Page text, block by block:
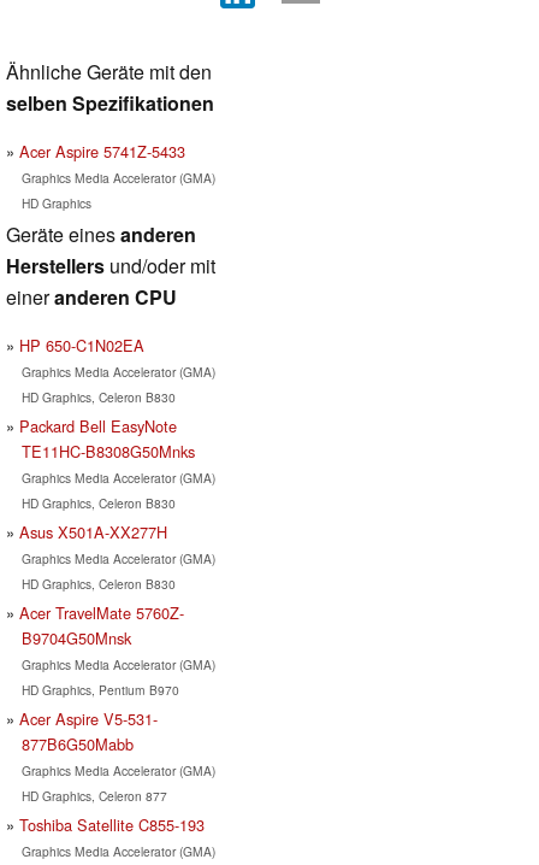
Ähnliche Geräte mit den
selben Spezifikationen
Acer Aspire 5741Z-5433
Graphics Media Accelerator (GMA)
HD Graphics
Geräte einesanderen
Herstellers und/oder mit
eineranderen CPU
HP 650-C1N02EA
Graphics Media Accelerator (GMA)
HD Graphics, Celeron B830
Packard Bell EasyNote
TE11HC-B8308G50Mnks
Graphics Media Accelerator (GMA)
HD Graphics, Celeron B830
Asus X501A-XX277H
Graphics Media Accelerator (GMA)
HD Graphics, Celeron B830
Acer TravelMate 5760Z-
B9704G50Mnsk
Graphics Media Accelerator (GMA)
HD Graphics, Pentium B970
Acer Aspire V5-531-
877B6G50Mabb
Graphics Media Accelerator (GMA)
HD Graphics, Celeron 877
Toshiba Satellite C855-193
Graphics Media Accelerator (GMA)